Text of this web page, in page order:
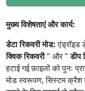
मुख्य विशेषताएं और कार्य:
डेटा रिकवरी मोड:एंड्रॉइड
क्विक रिकवरी" और "डीप
हटाई गई फ़ाइलों को पुनः
मोड स्वरूपण, सिस्टम क्रैश